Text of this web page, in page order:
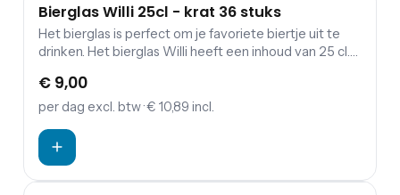
Bierglas Willi 25cl - krat 36 stuks
Het bierglas is perfect om je favoriete biertje uit te
drinken. Het bierglas Willi heeft een inhoud van 25 cl.
onze bier pitchers, biertafels en bierbanken!
€ 9,00
per dag excl. btw· € 10,89 incl.